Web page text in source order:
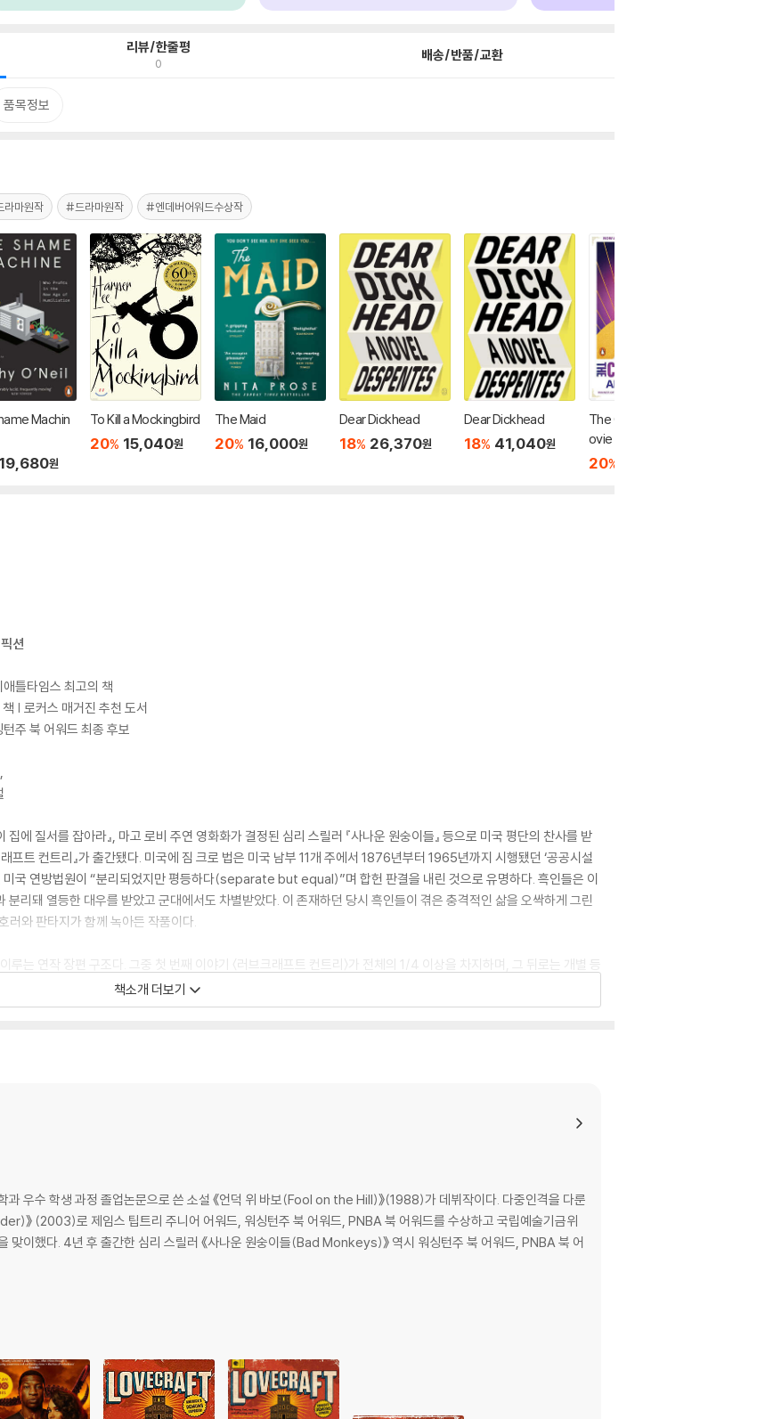
리뷰/한줄평
0 배송/반품/교환
품목정보
마원작 #드라마원작 #엔데버어워드수상작
Machin
19,680원
To Kill a Mockingbird
20% 15,040원
The Maid
20% 16,000원
Dear Dickhead
18% 26,370원
Dear Dickhead
18% 41,040원
The Color Purple (M
ovie Tie-In)
20%
션
틀타임스 최고의 책
| 로커스 매거진 추천 도서
주 북 어워드 최종 후보
에 질서를 잡아라』, 마고 로비 주연 영화화가 결정된 심리 스릴러 『사나운 원숭이들』 등으로 미국 평단의 찬사를 받
프트 컨트리』가 출간됐다. 미국에 짐 크로 법은 미국 남부 11개 주에서 1876년부터 1965년까지 시행됐던 ‘공공시설
미국 연방법원이 “분리되었지만 평등하다(separate but equal)”며 합헌 판결을 내린 것으로 유명하다. 흑인들은 이
분리돼 열등한 대우를 받았고 군대에서도 차별받았다. 이 존재하던 당시 흑인들이 겪은 충격적인 삶을 오싹하게 그린
러와 판타지가 함께 녹아든 작품이다.
루는 연작 장편 구조다. 그중 첫 번째 이야기 〈러브크래프트 컨트리〉가 전체의 1/4 이상을 차지하며, 그 뒤로는 개별 등
다른 차원의 우주(〈우주를 교란하는 히폴리타〉), 악마 인형(〈호러스와 악마 인형〉) 등 다양한 호러 소재를 선보인다.
던 필 감독 제작으로, 동명의 HBO 드라마 시즌 1이 방영되었고, 2021년 골드글로브 TV드라마 부문 작품상에 노미
producer of Westworld), Misha Green (creator of Underground), and Jordan Peele (director of G
by critically acclaimed author Matt Ruff makes visceral the terrors of Jim Crow America, melding hi
22-year-old Army veteran Atticus Turner embarks on a road trip to New England to find him,
Safe Negro Travel Guide--and his childhood friend Letitia. On their journey to the manor of Mr.
Atticus's ancestors--they encounter both mundane terrors of white America and malevolent spir
devours.
that stretches across time, touching diverse members of two black families, Lovecraft Cou
책소개 더보기
우수 학생 과정 졸업논문으로 쓴 소설 《언덕 위 바보(Fool on the Hill)》(1988)가 데뷔작이다. 다중인격을 다룬
》 (2003)로 제임스 팁트리 주니어 어워드, 워싱턴주 북 어워드, PNBA 북 어워드를 수상하고 국립예술기금위
맞이했다. 4년 후 출간한 심리 스릴러 《사나운 원숭이들(Bad Monkeys)》 역시 워싱턴주 북 어워드, PNBA 북 어